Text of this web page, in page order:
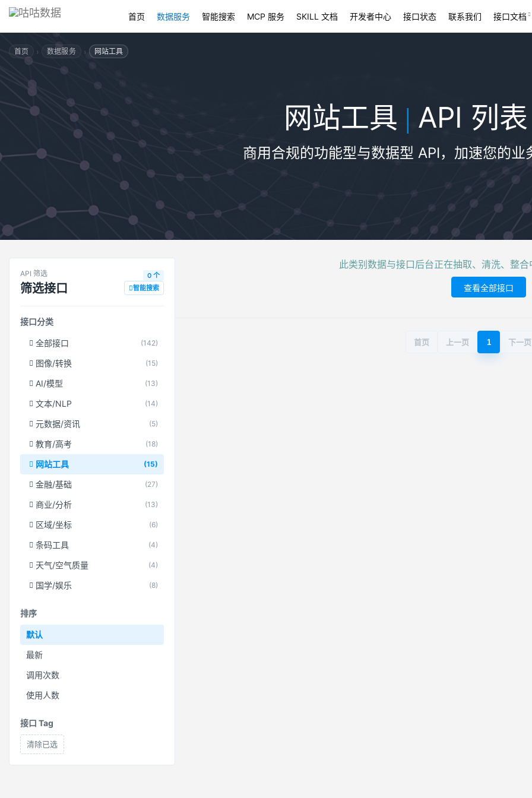
首页 数据服务 智能搜索 MCP 服务 SKILL 文档 开发者中心 接口状态 联系我们 接口文档
首页 › 数据服务 › 网站工具
网站工具 | API 列表
商用合规的功能型与数据型 API，加速您的业
API 筛选
筛选接口
0 个
智能搜索
接口分类
全部接口 (142)
图像/转换 (15)
AI/模型 (13)
文本/NLP (14)
元数据/资讯 (5)
教育/高考 (18)
网站工具 (15)
金融/基础 (27)
商业/分析 (13)
区域/坐标 (6)
条码工具 (4)
天气/空气质量 (4)
国学/娱乐 (8)
排序
默认
最新
调用次数
使用人数
接口 Tag
清除已选
此类别数据与接口后台正在抽取、清洗、整
查看全部接口
首页 上一页 1 下一页